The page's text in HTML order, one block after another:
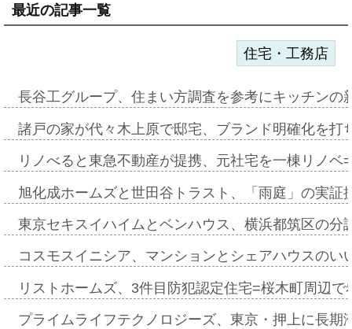
最近の記事一覧
住宅・工務店
長谷工グループ、住まい方調査を参考にキッチン
諸戸の家が代々木上原で邸宅、ブランド明確化を
リノべると東急不動産が提携、元社宅を一棟リノ
旭化成ホームズと世田谷トラスト、「雨庭」の実
東京セキスイハイムとベンハウス、横浜都筑区の
コスモスイニシア、マンションとシェアハウスの
リストホームズ、3件目防犯認定住宅=桜木町周辺
プライムライフテクノロジーズ、東京・押上に長